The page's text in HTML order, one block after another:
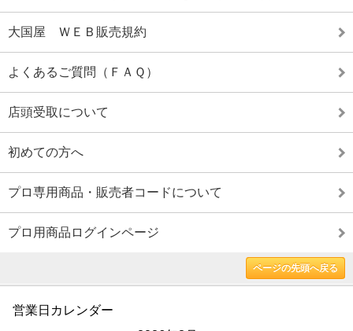
大国屋 ＷＥＢ販売規約
よくあるご質問（ＦＡＱ）
店頭受取について
初めての方へ
プロ専用商品・販売者コードについて
プロ用商品ログインページ
ページの先頭へ戻る
営業日カレンダー